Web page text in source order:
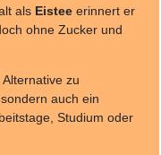
als Eistee erinnert er
ohne Zucker und
zu
auch ein
Studium oder